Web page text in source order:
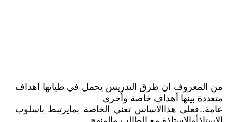
من المعروف ان طرق التدريس يحمل في طياتها اهداف
متعددة بينها أهداف خاصة وأخرى
عامة..فعلى هذاالاساس تعني الخاصة بمايرتبط باسلوب